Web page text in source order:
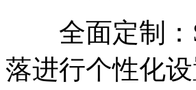
全面定制：
落进行个性化